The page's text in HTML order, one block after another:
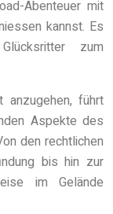
Abenteuer mit
kannst. Es
zum
anzugehen, führt
Aspekte des
den rechtlichen
bis hin zur
im Gelände